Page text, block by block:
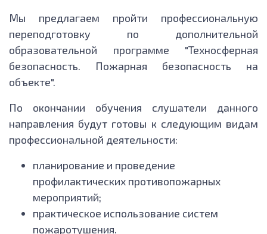
Мы предлагаем пройти профессиональную
переподготовку по дополнительной
образовательной программе "Техносферная
безопасность. Пожарная безопасность на
объекте".
По окончании обучения слушатели данного
направления будут готовы к следующим видам
профессиональной деятельности:
планирование и проведение
профилактических противопожарных
мероприятий;
практическое использование систем
пожаротушения.